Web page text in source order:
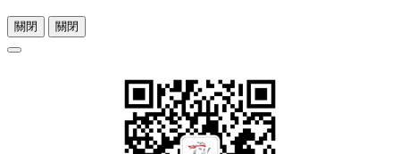
關閉 關閉